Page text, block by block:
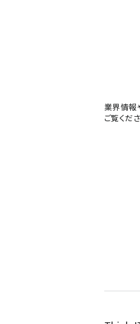
業界情報
ご覧くだ